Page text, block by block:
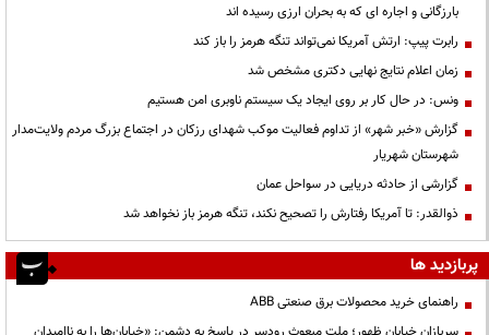
بارزگانی و اجاره ای که به بحران ارزی رسیده اند
رابرت پیپ: ارتش آمریکا نمی‌تواند تنگه هرمز را باز کند
زمان اعلام نتایج نهایی دکتری مشخص شد
ونس: در حال کار بر روی ایجاد یک سیستم ناوبری امن هستیم
گزارش «خبر شهر» از تداوم فعالیت موکب شهدای رزکان در اجتماع بزرگ مردم ولایت‌مدار
شهرستان شهریار
گزارشی از حادثه دریایی در سواحل عمان
ذوالقدر: تا آمریکا رفتارش را تصحیح نکند، تنگه هرمز باز نخواهد شد
پربازدید ها
راهنمای خرید محصولات برق صنعتی ABB